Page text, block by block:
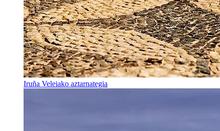
Iruña Veleiako aztarnategia